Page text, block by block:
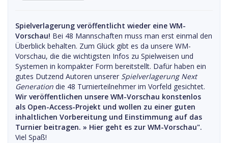
Spielverlagerung veröffentlicht wieder eine WM-
Vorschau! Bei 48 Mannschaften muss man erst einmal den
Überblick behalten. Zum Glück gibt es da unsere WM-
Vorschau, die die wichtigsten Infos zu Spielweisen und
Systemen in kompakter Form bereitstellt. Dafür haben ein
gutes Dutzend Autoren unserer Spielverlagerung Next
Generation die 48 Turnierteilnehmer im Vorfeld gesichtet.
Wir veröffentlichen unsere WM-Vorschau konstenlos
als Open-Access-Projekt und wollen zu einer guten
inhaltlichen Vorbereitung und Einstimmung auf das
Turnier beitragen. » Hier geht es zur WM-Vorschau".
Viel Spaß!